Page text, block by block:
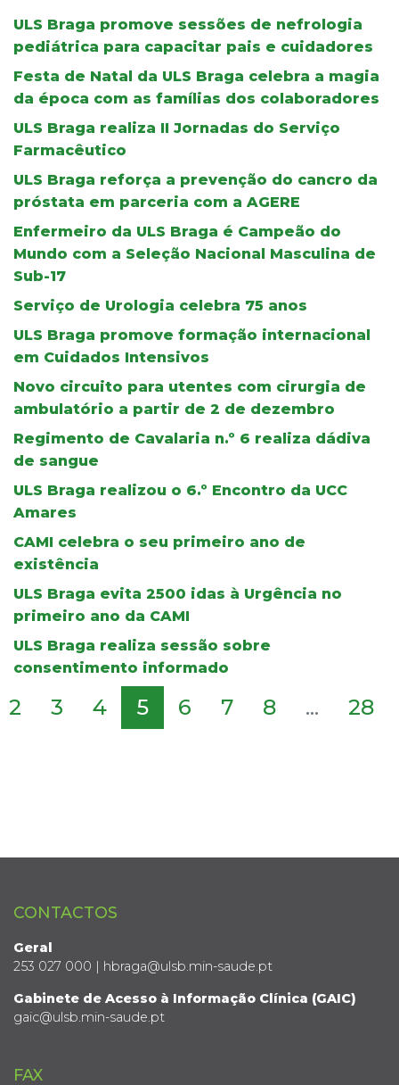
ULS Braga promove sessões de nefrologia
pediátrica para capacitar pais e cuidadores
Festa de Natal da ULS Braga celebra a magia
da época com as famílias dos colaboradores
ULS Braga realiza II Jornadas do Serviço
Farmacêutico
ULS Braga reforça a prevenção do cancro da
próstata em parceria com a AGERE
Enfermeiro da ULS Braga é Campeão do
Mundo com a Seleção Nacional Masculina de
Sub-17
Serviço de Urologia celebra 75 anos
ULS Braga promove formação internacional
em Cuidados Intensivos
Novo circuito para utentes com cirurgia de
ambulatório a partir de 2 de dezembro
Regimento de Cavalaria n.º 6 realiza dádiva
de sangue
ULS Braga realizou o 6.º Encontro da UCC
Amares
CAMI celebra o seu primeiro ano de
existência
ULS Braga evita 2500 idas à Urgência no
primeiro ano da CAMI
ULS Braga realiza sessão sobre
consentimento informado
2 3 4 5 6 7 8 ... 28
CONTACTOS
Geral
253 027 000 | hbraga@ulsb.min-saude.pt
Gabinete de Acesso à Informação Clínica (GAIC)
gaic@ulsb.min-saude.pt
FAX